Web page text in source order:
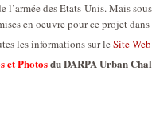
l’armée des Etats-Unis. Mais
en oeuvre pour ce projet
les informations sur le Site
et Photosdu DARPA Urban